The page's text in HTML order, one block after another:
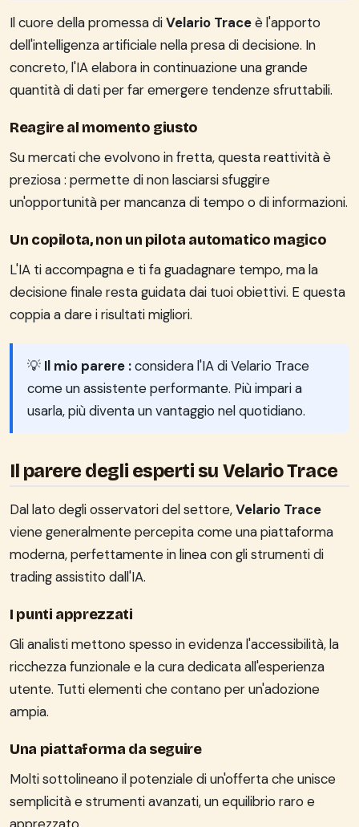
Il cuore della promessa diVelario Traceè l'apporto
dell'intelligenza artificiale nella presa di decisione. In
concreto, l'IA elabora in continuazione una grande
quantità di dati per far emergere tendenze sfruttabili.
Reagire al momento giusto
Su mercati che evolvono in fretta, questa reattività è
preziosa : permette di non lasciarsi sfuggire
un'opportunità per mancanza di tempo o di informazioni.
Un copilota, non un pilota automatico magico
L'IA ti accompagna e ti fa guadagnare tempo, ma la
decisione finale resta guidata dai tuoi obiettivi. E questa
coppia a dare i risultati migliori.
💡 Il mio parere :considera l'IA di Velario Trace
come un assistente performante. Più impari a
usarla, più diventa un vantaggio nel quotidiano.
Il parere degli esperti su Velario Trace
Dal lato degli osservatori del settore,Velario Trace
viene generalmente percepita come una piattaforma
moderna, perfettamente in linea con gli strumenti di
trading assistito dall'IA.
I punti apprezzati
Gli analisti mettono spesso in evidenza l'accessibilità, la
ricchezza funzionale e la cura dedicata all'esperienza
utente. Tutti elementi che contano per un'adozione
ampia.
Una piattaforma da seguire
Molti sottolineano il potenziale di un'offerta che unisce
semplicità e strumenti avanzati, un equilibrio raro e
apprezzato.